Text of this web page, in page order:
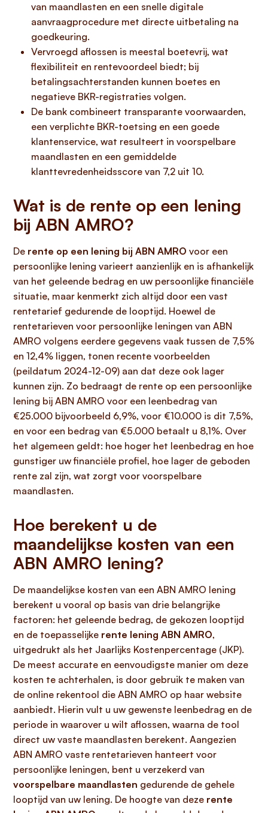
van maandlasten en een snelle digitale
aanvraagprocedure met directe uitbetaling na
goedkeuring.
Vervroegd aflossen is meestal boetevrij, wat
flexibiliteit en rentevoordeel biedt; bij
betalingsachterstanden kunnen boetes en
negatieve BKR-registraties volgen.
De bank combineert transparante voorwaarden,
een verplichte BKR-toetsing en een goede
klantenservice, wat resulteert in voorspelbare
maandlasten en een gemiddelde
klanttevredenheidsscore van 7,2 uit 10.
Wat is de rente op een lening
bij ABN AMRO?
De rente op een lening bij ABN AMRO voor een
persoonlijke lening varieert aanzienlijk en is afhankelijk
van het geleende bedrag en uw persoonlijke financiële
situatie, maar kenmerkt zich altijd door een vast
rentetarief gedurende de looptijd. Hoewel de
rentetarieven voor persoonlijke leningen van ABN
AMRO volgens eerdere gegevens vaak tussen de 7,5%
en 12,4% liggen, tonen recente voorbeelden
(peildatum 2024-12-09) aan dat deze ook lager
kunnen zijn. Zo bedraagt de rente op een persoonlijke
lening bij ABN AMRO voor een leenbedrag van
€25.000 bijvoorbeeld 6,9%, voor €10.000 is dit 7,5%,
en voor een bedrag van €5.000 betaalt u 8,1%. Over
het algemeen geldt: hoe hoger het leenbedrag en hoe
gunstiger uw financiële profiel, hoe lager de geboden
rente zal zijn, wat zorgt voor voorspelbare
maandlasten.
Hoe berekent u de
maandelijkse kosten van een
ABN AMRO lening?
De maandelijkse kosten van een ABN AMRO lening
berekent u vooral op basis van drie belangrijke
factoren: het geleende bedrag, de gekozen looptijd
en de toepasselijke rente lening ABN AMRO,
uitgedrukt als het Jaarlijks Kostenpercentage (JKP).
De meest accurate en eenvoudigste manier om deze
kosten te achterhalen, is door gebruik te maken van
de online rekentool die ABN AMRO op haar website
aanbiedt. Hierin vult u uw gewenste leenbedrag en de
periode in waarover u wilt aflossen, waarna de tool
direct uw vaste maandlasten berekent. Aangezien
ABN AMRO vaste rentetarieven hanteert voor
persoonlijke leningen, bent u verzekerd van
voorspelbare maandlasten gedurende de gehele
looptijd van uw lening. De hoogte van deze rente